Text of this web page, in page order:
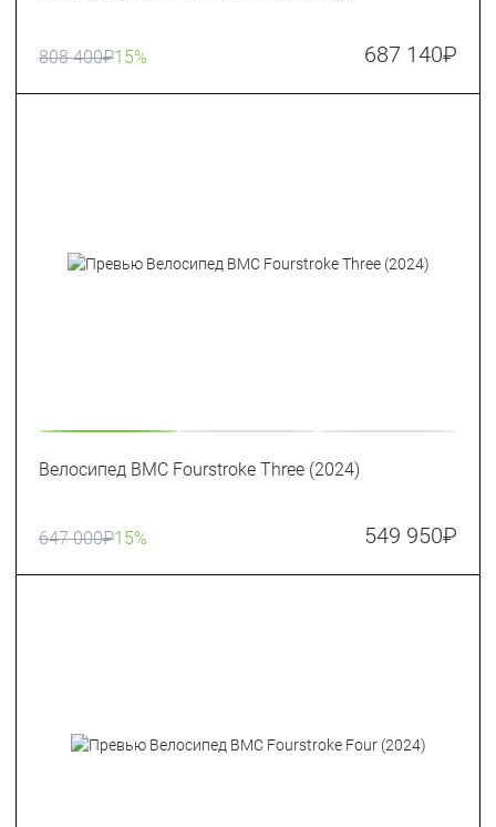
808 400₽15% 687 140₽
Велосипед BMC Fourstroke Three (2024)
647 000₽15% 549 950₽